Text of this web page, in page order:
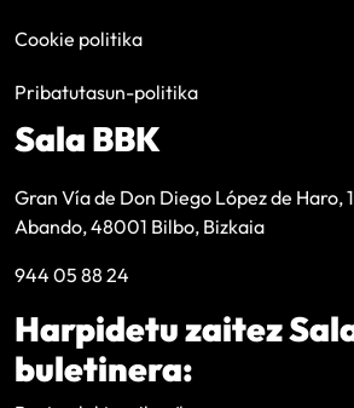
Cookie politika
Pribatutasun-politika
Sala BBK
Gran Vía de Don Diego López de Haro,
Abando, 48001 Bilbo, Bizkaia
944 05 88 24
Harpidetu zaitez
buletinera: